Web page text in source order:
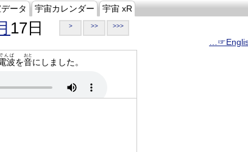
ータ 宇宙カレンダー 宇宙 xR
17日 > >> >>>
波
んぱ
を音
おと
にしました。